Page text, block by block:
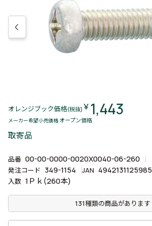
オレンジブック価格(税抜) ￥ 1,443
メーカー希望小売価格 オープン価格
取寄品
品番 00-00-0000-0020X0040-06-260
発注コード 349-1154 JAN 4942131125985
入数 1Ｐｋ(260本)
131種類の商品があります